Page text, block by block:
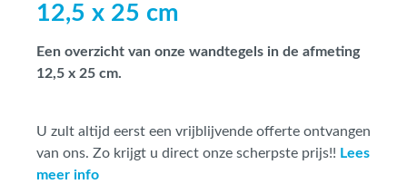
12,5 x 25 cm
Een overzicht van onze wandtegels in de afmeting
12,5 x 25 cm.
U zult altijd eerst een vrijblijvende offerte ontvangen
van ons. Zo krijgt u direct onze scherpste prijs!! Lees
meer info